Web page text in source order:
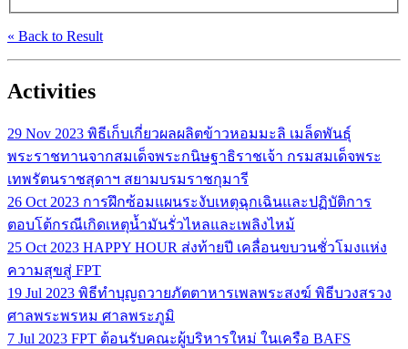
« Back to Result
Activities
29 Nov 2023 พิธีเก็บเกี่ยวผลผลิตข้าวหอมมะลิ เมล็ดพันธุ์
พระราชทานจากสมเด็จพระกนิษฐาธิราชเจ้า กรมสมเด็จพระ
เทพรัตนราชสุดาฯ สยามบรมราชกุมารี
26 Oct 2023 การฝึกซ้อมแผนระงับเหตุฉุกเฉินและปฏิบัติการ
ตอบโต้กรณีเกิดเหตุน้ำมันรั่วไหลและเพลิงไหม้
25 Oct 2023 HAPPY HOUR ส่งท้ายปี เคลื่อนขบวนชั่วโมงแห่ง
ความสุขสู่ FPT
19 Jul 2023 พิธีทำบุญถวายภัตตาหารเพลพระสงฆ์ พิธีบวงสรวง
ศาลพระพรหม ศาลพระภูมิ
7 Jul 2023 FPT ต้อนรับคณะผู้บริหารใหม่ ในเครือ BAFS